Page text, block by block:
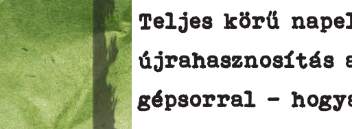
Teljes körű
újrahasznosítás
gépsorral –